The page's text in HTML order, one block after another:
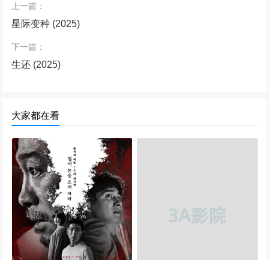
上一篇：
星际变种 (2025)
下一篇：
生还 (2025)
大家都在看